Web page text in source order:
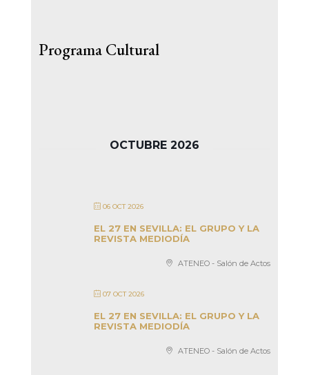
Programa Cultural
OCTUBRE 2026
06 OCT 2026
EL 27 EN SEVILLA: EL GRUPO Y LA
REVISTA MEDIODÍA
ATENEO - Salón de Actos
07 OCT 2026
EL 27 EN SEVILLA: EL GRUPO Y LA
REVISTA MEDIODÍA
ATENEO - Salón de Actos